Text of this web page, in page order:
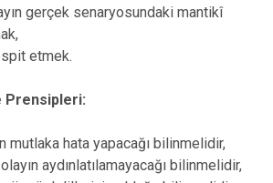
gerçek senaryosundaki mantikî
etmek.
Prensipleri:
mutlaka hata yapacağı bilinmelidir,
aydınlatılamayacağı bilinmelidir,